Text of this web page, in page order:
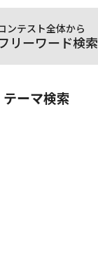
ンテスト全体から
リーワード検索
テーマ検索